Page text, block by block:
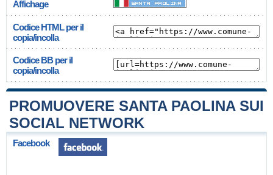
Affichage
Codice HTML per il
copia/incolla
Codice BB per il
copia/incolla
PROMUOVERE SANTA PAOLINA SUI
SOCIAL NETWORK
Facebook